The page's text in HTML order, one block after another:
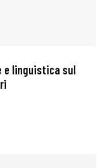
e linguistica sul